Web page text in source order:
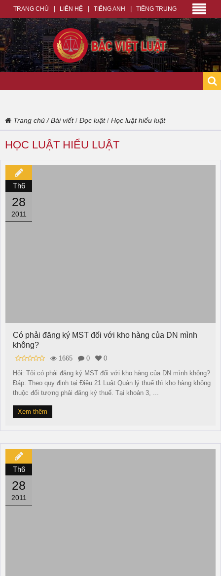
TRANG CHỦ LIÊN HỆ TIẾNG ANH TIẾNG TRUNG
Trang chủ /Bài viết/ Đọc luật/ Học luật hiểu luật
HỌC LUẬT HIỂU LUẬT
Th6
28
2011
Có phải đăng ký MST đối với kho hàng của DN mình
không?
1665 0
0
Hỏi: Tôi có phải đăng ký MST đối với kho hàng của DN mình không?
Đáp: Theo quy định tại Điều 21 Luật Quản lý thuế thì kho hàng không
thuộc đối tượng phải đăng ký thuế. Tại khoản 3, ...
Xem thêm
Th6
28
2011